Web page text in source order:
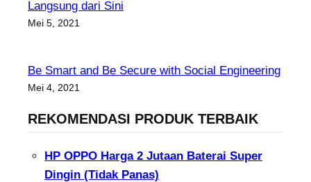
Langsung dari Sini
Mei 5, 2021
Be Smart and Be Secure with Social Engineering
Mei 4, 2021
REKOMENDASI PRODUK TERBAIK
HP OPPO Harga 2 Jutaan Baterai Super
Dingin (Tidak Panas)